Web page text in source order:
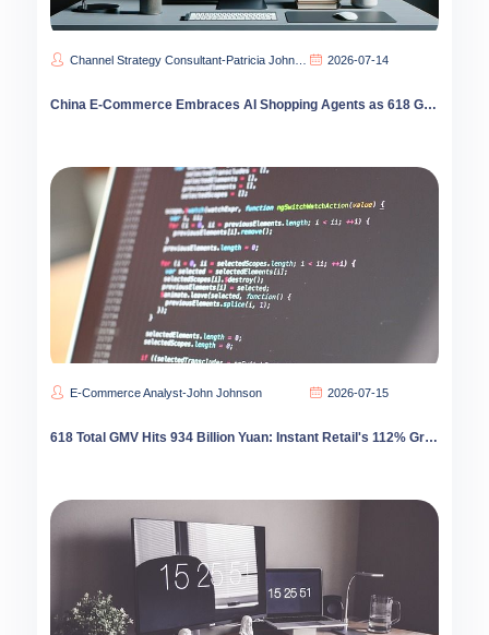
Channel Strategy Consultant-Patricia Johnson 2026-07-14
China E-Commerce Embraces AI Shopping Agents as 618 Goes Silent
E-Commerce Analyst-John Johnson 2026-07-15
618 Total GMV Hits 934 Billion Yuan: Instant Retail's 112% Growth Reshapes E-Commerce